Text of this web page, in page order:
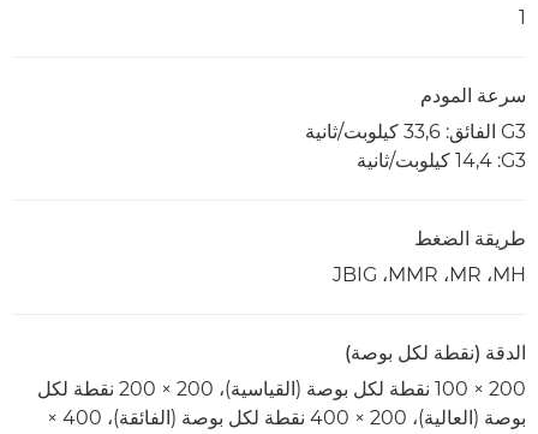
1
سرعة المودم
G3 الفائق: 33,6 كيلوبت/ثانية
G3‏: 14,4 كيلوبت/ثانية
طريقة الضغط
MH‏، MR‏، MMR‏، JBIG
الدقة (نقطة لكل بوصة)
200 × 100 نقطة لكل بوصة (القياسية)، 200 × 200 نقطة لكل
بوصة (العالية)، 200 × 400 نقطة لكل بوصة (الفائقة)، 400 ×